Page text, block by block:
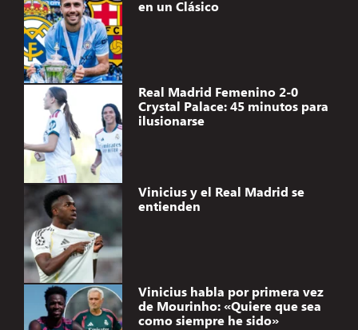
en un Clásico
Real Madrid Femenino 2-0
Crystal Palace: 45 minutos para
ilusionarse
Vinicius y el Real Madrid se
entienden
Vinicius habla por primera vez
de Mourinho: «Quiere que sea
como siempre he sido»